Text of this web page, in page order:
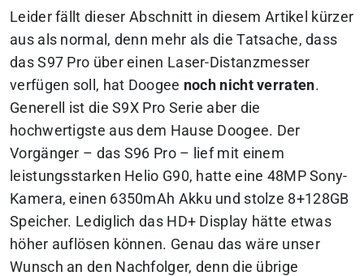
Leider fällt dieser Abschnitt in diesem Artikel kürzer
aus als normal, denn mehr als die Tatsache, dass
das S97 Pro über einen Laser-Distanzmesser
verfügen soll, hat Doogee noch nicht verraten.
Generell ist die S9X Pro Serie aber die
hochwertigste aus dem Hause Doogee. Der
Vorgänger – das S96 Pro – lief mit einem
leistungsstarken Helio G90, hatte eine 48MP Sony-
Kamera, einen 6350mAh Akku und stolze 8+128GB
Speicher. Lediglich das HD+ Display hätte etwas
höher auflösen können. Genau das wäre unser
Wunsch an den Nachfolger, denn die übrige